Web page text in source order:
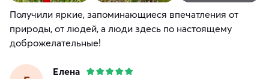
Получили яркие, запоминающиеся впечатления от
природы, от людей, а люди здесь по настоящему
доброжелательные!
Елена